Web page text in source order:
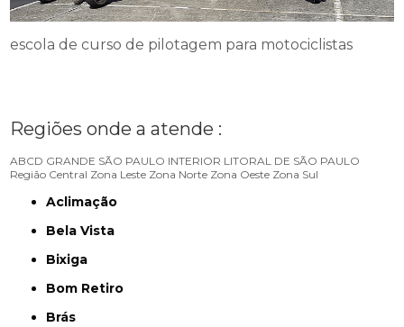
escola de curso de pilotagem para motociclistas
Regiões onde a atende :
ABCD GRANDE SÃO PAULO INTERIOR LITORAL DE SÃO PAULO
Região Central Zona Leste Zona Norte Zona Oeste Zona Sul
Aclimação
Bela Vista
Bixiga
Bom Retiro
Brás